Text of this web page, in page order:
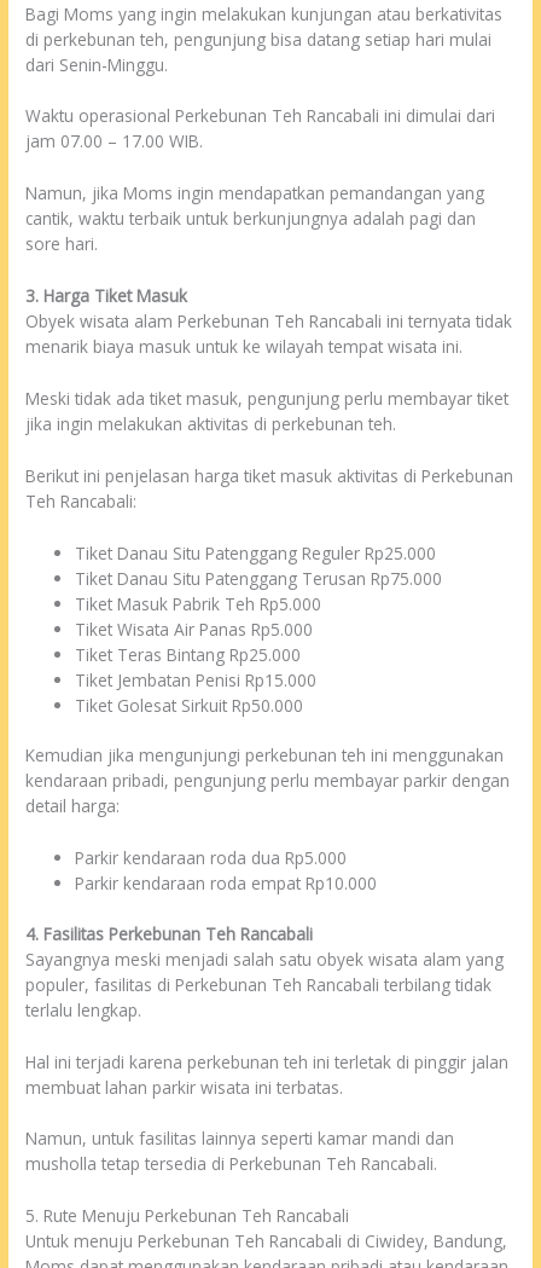
Bagi Moms yang ingin melakukan kunjungan atau berkativitas
di perkebunan teh, pengunjung bisa datang setiap hari mulai
dari Senin-Minggu.
Waktu operasional Perkebunan Teh Rancabali ini dimulai dari
jam 07.00 – 17.00 WIB.
Namun, jika Moms ingin mendapatkan pemandangan yang
cantik, waktu terbaik untuk berkunjungnya adalah pagi dan
sore hari.
3. Harga Tiket Masuk
Obyek wisata alam Perkebunan Teh Rancabali ini ternyata tidak
menarik biaya masuk untuk ke wilayah tempat wisata ini.
Meski tidak ada tiket masuk, pengunjung perlu membayar tiket
jika ingin melakukan aktivitas di perkebunan teh.
Berikut ini penjelasan harga tiket masuk aktivitas di Perkebunan
Teh Rancabali:
Tiket Danau Situ Patenggang Reguler Rp25.000
Tiket Danau Situ Patenggang Terusan Rp75.000
Tiket Masuk Pabrik Teh Rp5.000
Tiket Wisata Air Panas Rp5.000
Tiket Teras Bintang Rp25.000
Tiket Jembatan Penisi Rp15.000
Tiket Golesat Sirkuit Rp50.000
Kemudian jika mengunjungi perkebunan teh ini menggunakan
kendaraan pribadi, pengunjung perlu membayar parkir dengan
detail harga:
Parkir kendaraan roda dua Rp5.000
Parkir kendaraan roda empat Rp10.000
4. Fasilitas Perkebunan Teh Rancabali
Sayangnya meski menjadi salah satu obyek wisata alam yang
populer, fasilitas di Perkebunan Teh Rancabali terbilang tidak
terlalu lengkap.
Hal ini terjadi karena perkebunan teh ini terletak di pinggir jalan
membuat lahan parkir wisata ini terbatas.
Namun, untuk fasilitas lainnya seperti kamar mandi dan
musholla tetap tersedia di Perkebunan Teh Rancabali.
5. Rute Menuju Perkebunan Teh Rancabali
Untuk menuju Perkebunan Teh Rancabali di Ciwidey, Bandung,